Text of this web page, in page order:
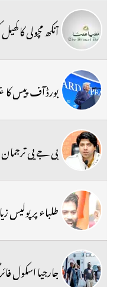
آنکھ مچولی کا
بورڈ آف پیس کا
بی جے پی
طلباء پر پولیس
جارجیا اسکول